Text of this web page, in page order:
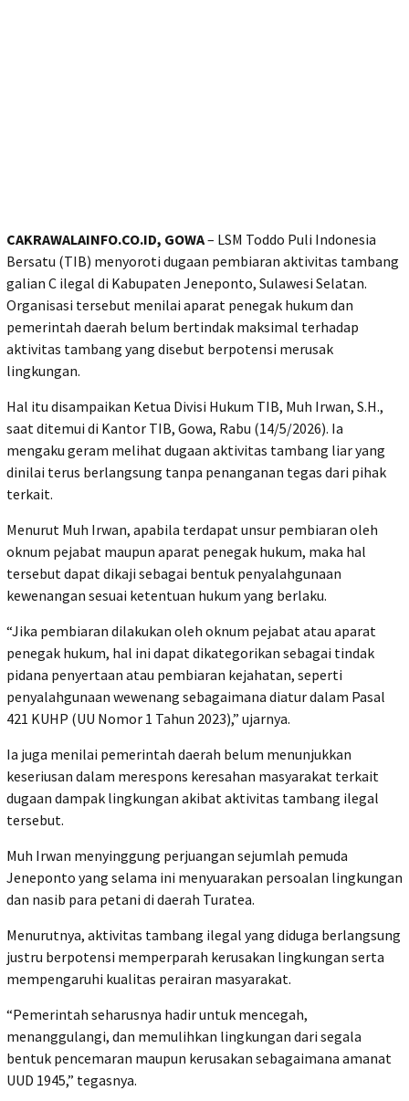
CAKRAWALAINFO.CO.ID, GOWA– LSM Toddo Puli Indonesia
Bersatu (TIB) menyoroti dugaan pembiaran aktivitas tambang
galian C ilegal di Kabupaten Jeneponto, Sulawesi Selatan.
Organisasi tersebut menilai aparat penegak hukum dan
pemerintah daerah belum bertindak maksimal terhadap
aktivitas tambang yang disebut berpotensi merusak
lingkungan.
‎Hal itu disampaikan Ketua Divisi Hukum TIB, Muh Irwan, S.H.,
saat ditemui di Kantor TIB, Gowa, Rabu (14/5/2026). Ia
mengaku geram melihat dugaan aktivitas tambang liar yang
dinilai terus berlangsung tanpa penanganan tegas dari pihak
terkait.
‎Menurut Muh Irwan, apabila terdapat unsur pembiaran oleh
oknum pejabat maupun aparat penegak hukum, maka hal
tersebut dapat dikaji sebagai bentuk penyalahgunaan
kewenangan sesuai ketentuan hukum yang berlaku.
‎“Jika pembiaran dilakukan oleh oknum pejabat atau aparat
penegak hukum, hal ini dapat dikategorikan sebagai tindak
pidana penyertaan atau pembiaran kejahatan, seperti
penyalahgunaan wewenang sebagaimana diatur dalam Pasal
421 KUHP (UU Nomor 1 Tahun 2023),” ujarnya.
‎Ia juga menilai pemerintah daerah belum menunjukkan
keseriusan dalam merespons keresahan masyarakat terkait
dugaan dampak lingkungan akibat aktivitas tambang ilegal
tersebut.
‎Muh Irwan menyinggung perjuangan sejumlah pemuda
Jeneponto yang selama ini menyuarakan persoalan lingkungan
dan nasib para petani di daerah Turatea.
‎Menurutnya, aktivitas tambang ilegal yang diduga berlangsung
justru berpotensi memperparah kerusakan lingkungan serta
mempengaruhi kualitas perairan masyarakat.
‎“Pemerintah seharusnya hadir untuk mencegah,
menanggulangi, dan memulihkan lingkungan dari segala
bentuk pencemaran maupun kerusakan sebagaimana amanat
UUD 1945,” tegasnya.